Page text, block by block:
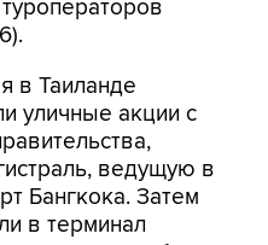
Таиланде
ведущую в
Бангкока. Затем
в терминал
его работа